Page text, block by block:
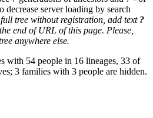
decrease server loading by search
tree without registration, add text ?
end of URL of this page. Please,
anywhere else.
with 54 people in 16 lineages, 33 of
3 families with 3 people are hidden.